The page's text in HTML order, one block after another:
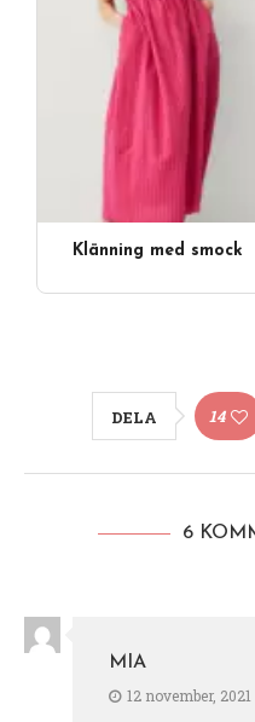
Klänning med smock
DELA 14
6
MIA
12 november, 2021